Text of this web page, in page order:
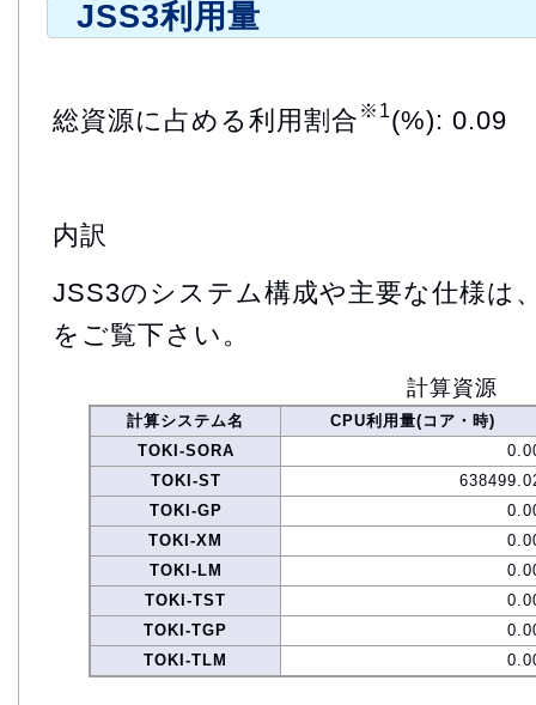
JSS3利用量
総資源に占める利用割合 ※1(%): 0.09
内訳
JSS3のシステム構成や主要な仕様は
をご覧下さい。
計算資源
計算システム名
CPU利用量(コア・時)
TOKI-SORA
TOKI-ST
TOKI-GP
TOKI-XM
TOKI-LM
TOKI-TST
TOKI-TGP
TOKI-TLM